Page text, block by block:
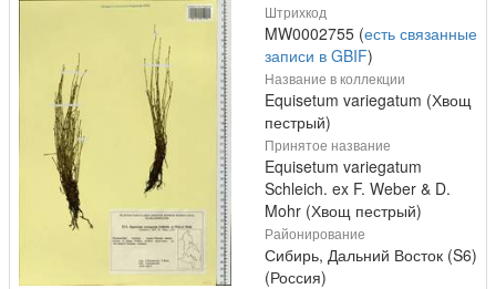
Штрихкод
MW0002755 (есть связанные
записи в GBIF)
Название в коллекции
Equisetum variegatum (Хвощ
пестрый)
Принятое название
Equisetum variegatum
Schleich. ex F. Weber & D.
Mohr (Хвощ пестрый)
Районирование
Сибирь, Дальний Восток (S6)
(Россия)